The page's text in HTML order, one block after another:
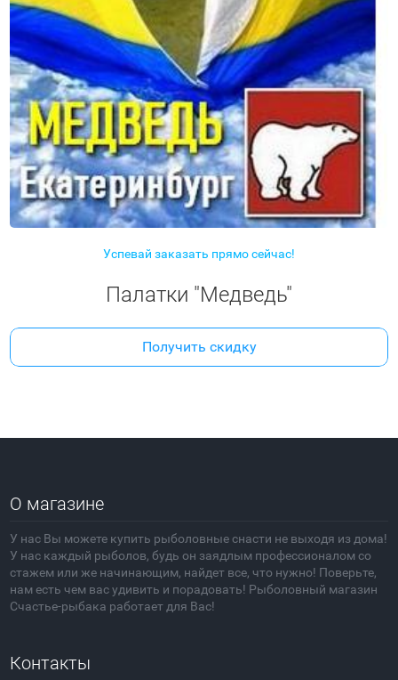
Успевай заказать прямо сейчас!
Палатки "Медведь"
Получить скидку
О магазине
У нас Вы можете купить рыболовные снасти не выходя из дома!
У нас каждый рыболов, будь он заядлым профессионалом со
стажем или же начинающим, найдет все, что нужно! Поверьте,
нам есть чем вас удивить и порадовать! Рыболовный магазин
Счастье-рыбака работает для Вас!
Контакты